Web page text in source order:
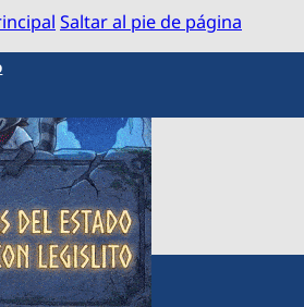
Saltar al pie de página